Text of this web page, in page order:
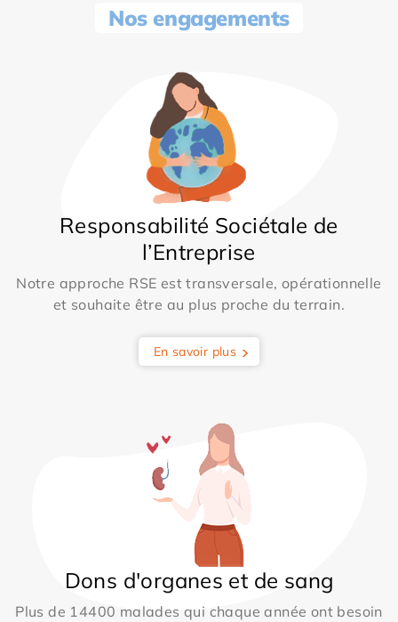
Nos engagements
Responsabilité Sociétale de
l’Entreprise
Notre approche RSE est transversale, opérationnelle
et souhaite être au plus proche du terrain.
En savoir plus
Dons d'organes et de sang
Plus de 14400 malades qui chaque année ont besoin